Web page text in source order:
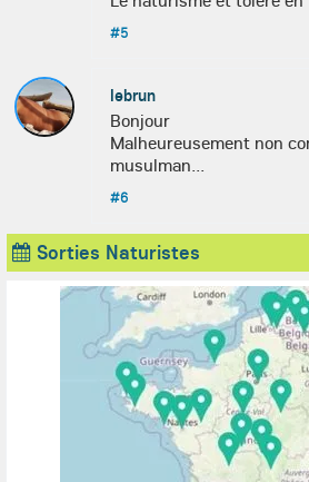
#5
lebrun
Bonjour
Malheureusement non
musulman...
#6
Sorties Naturistes